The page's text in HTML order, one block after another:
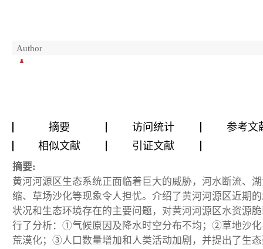
Author
摘要 访问统计
参考文
相似文献
引证文献
摘要:
黄河河源区生态系统正面临着巨大的威胁，河水断流、
缩、草场沙化等现象令人担忧。介绍了黄河河源区近期
状况和生态环境存在的主要问题，对黄河河源区水资源
行了分析：①气候原因及降水时空分布不均；②草地沙
荒漠化；③人口数量增加和人类活动加剧，并提出了生